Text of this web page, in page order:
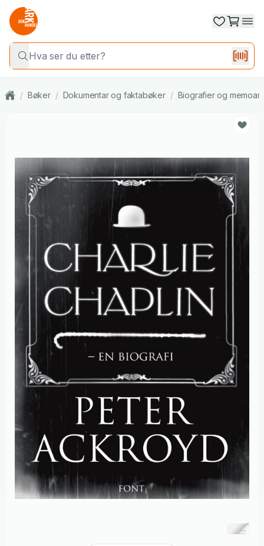
/ Bøker / Dokumentar og faktabøker / Biografier og